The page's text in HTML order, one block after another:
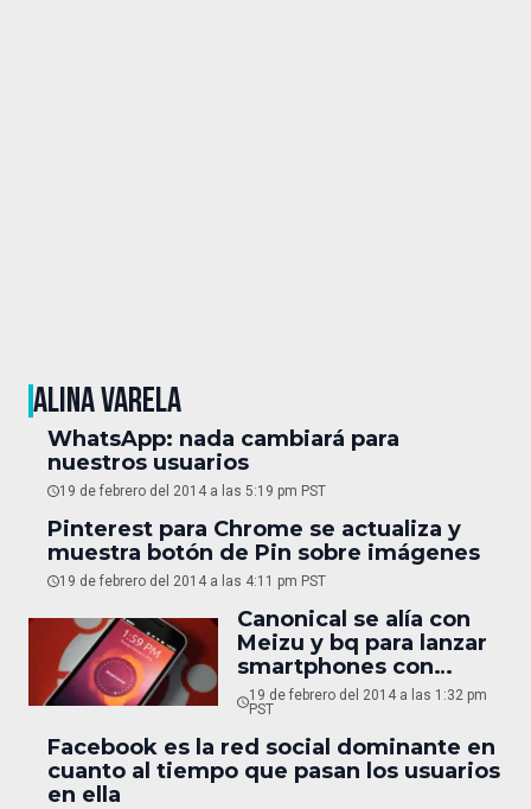
ALINA VARELA
WhatsApp: nada cambiará para
nuestros usuarios
19 de febrero del 2014 a las 5:19 pm PST
Pinterest para Chrome se actualiza y
muestra botón de Pin sobre imágenes
19 de febrero del 2014 a las 4:11 pm PST
Canonical se alía con
Meizu y bq para lanzar
smartphones con
Ubuntu Touch
19 de febrero del 2014 a las 1:32 pm
PST
Facebook es la red social dominante en
cuanto al tiempo que pasan los usuarios
en ella